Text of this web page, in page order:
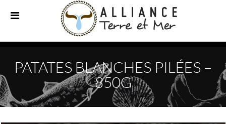
PATATES BLANCHES PILÉES –
850G